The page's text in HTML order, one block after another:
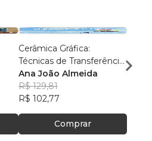
Cerâmica Gráfica:
Técnicas de Transferência
de Imagem
Ana João Almeida
R$ 129,81
R$ 102,77
Comprar
R$